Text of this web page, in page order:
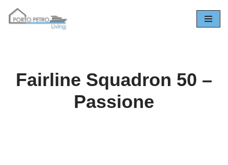
Fairline Squadron 50 –
Passione